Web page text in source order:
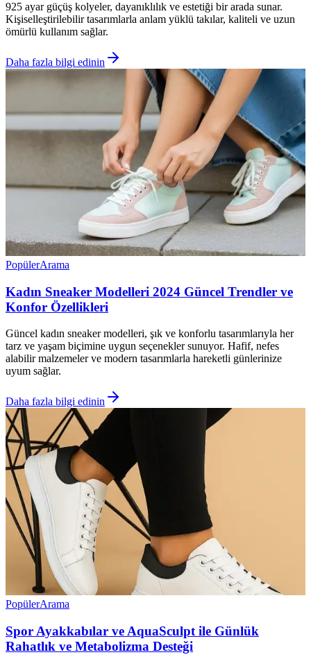
925 ayar güçüş kolyeler, dayanıklılık ve estetiği bir arada sunar.
Kişiselleştirilebilir tasarımlarla anlam yüklü takılar, kaliteli ve uzun
ömürlü kullanım sağlar.
Daha fazla bilgi edinin
PopülerArama
Kadın Sneaker Modelleri 2024 Güncel Trendler ve
Konfor Özellikleri
Güncel kadın sneaker modelleri, şık ve konforlu tasarımlarıyla her
tarz ve yaşam biçimine uygun seçenekler sunuyor. Hafif, nefes
alabilir malzemeler ve modern tasarımlarla hareketli günlerinize
uyum sağlar.
Daha fazla bilgi edinin
PopülerArama
Spor Ayakkabılar ve AquaSculpt ile Günlük
Rahatlık ve Metabolizma Desteği